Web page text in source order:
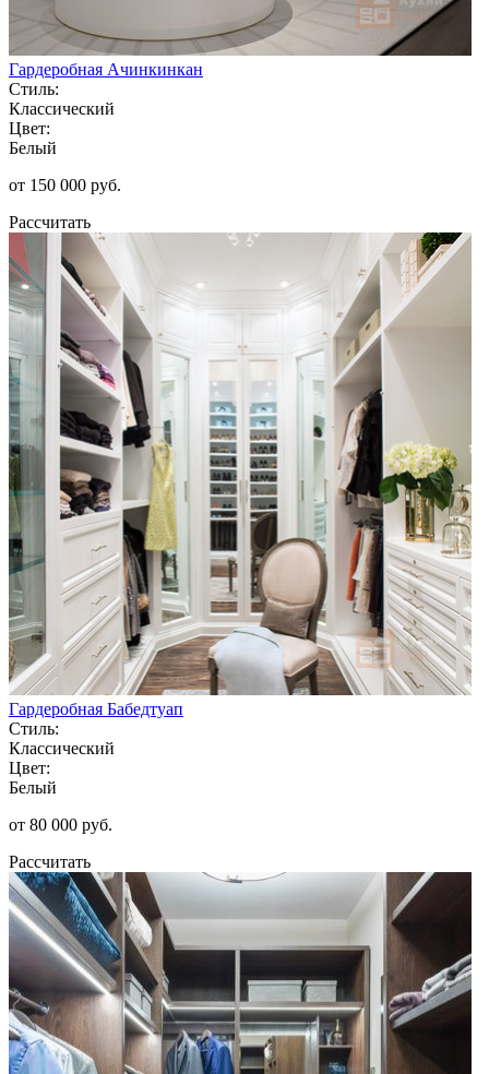
Гардеробная Ачинкинкан
Стиль:
Классический
Цвет:
Белый
от 150 000 руб.
Рассчитать
Гардеробная Бабедтуап
Стиль:
Классический
Цвет:
Белый
от 80 000 руб.
Рассчитать